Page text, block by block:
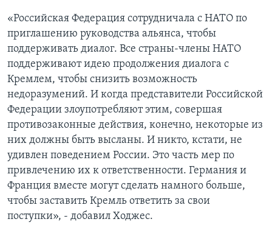
«Российская Федерация сотрудничала с НАТО по
приглашению руководства альянса, чтобы
поддерживать диалог. Все страны-члены НАТО
поддерживают идею продолжения диалога с
Кремлем, чтобы снизить возможность
недоразумений. И когда представители Российской
Федерации злоупотребляют этим, совершая
противозаконные действия, конечно, некоторые из
них должны быть высланы. И никто, кстати, не
удивлен поведением России. Это часть мер по
привлечению их к ответственности. Германия и
Франция вместе могут сделать намного больше,
чтобы заставить Кремль ответить за свои
поступки», - добавил Ходжес.